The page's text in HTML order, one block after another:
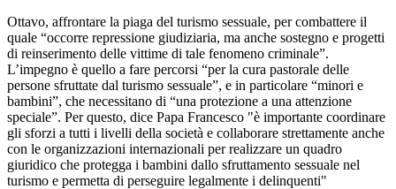
Ottavo, affrontare la piaga del turismo sessuale, per combattere il
quale “occorre repressione giudiziaria, ma anche sostegno e progetti
di reinserimento delle vittime di tale fenomeno criminale”.
L’impegno è quello a fare percorsi “per la cura pastorale delle
persone sfruttate dal turismo sessuale”, e in particolare “minori e
bambini”, che necessitano di “una protezione a una attenzione
speciale”. Per questo, dice Papa Francesco "è importante coordinare
gli sforzi a tutti i livelli della società e collaborare strettamente anche
con le organizzazioni internazionali per realizzare un quadro
giuridico che protegga i bambini dallo sfruttamento sessuale nel
turismo e permetta di perseguire legalmente i delinquenti"